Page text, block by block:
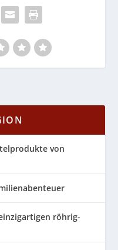
von
röhrig-